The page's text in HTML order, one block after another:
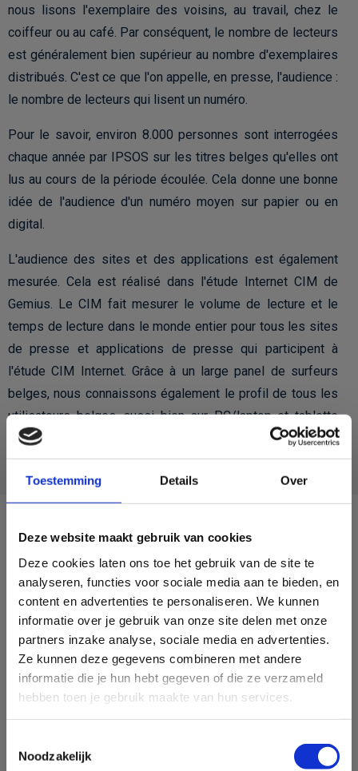
Toestemming Details Over
Deze website maakt gebruik van cookies
Deze cookies laten ons toe het gebruik van de site te
analyseren, functies voor sociale media aan te bieden, en
content en advertenties te personaliseren. We kunnen
informatie over je gebruik van onze site delen met onze
partners inzake analyse, sociale media en advertenties.
Ze kunnen deze gegevens combineren met andere
informatie die je hun hebt gegeven of die ze verzameld
hebben toen je gebruik maakte van hun services.
Noodzakelijk
×
Subscribe to our newsletter
nous lisons l'exemplaire des voisins, au travail, chez le
coiffeur ou au café. Par conséquent, le nombre de lecteurs
est généralement bien supérieur au nombre d'exemplaires
distribués. C'est ce que l'on appelle, en presse, l'audience :
le nombre de lecteurs qui lisent un numéro.
Pour le savoir, environ 8.000 personnes sont interrogées
chaque année par IPSOS sur les titres belges qu'elles ont
lus au cours de la période écoulée. Cela donne une bonne
idée de l'audience d'un numéro moyen sur papier ou en
digital.
L'audience des sites et des applications est également
mesurée. Cela est réalisé dans l'étude Internet CIM de
Gemius. Le CIM fait mesurer le volume de lecture et le
temps de lecture dans le monde entier pour tous les sites
de presse et applications de presse qui participent à
l'étude CIM Internet. Grâce à un large panel de surfeurs
belges, nous connaissons également le profil de tous les
utilisateurs belges, aussi bien sur PC/laptop et tablette
que sur smartphone.
Dans le tableau ci-dessous, vous pouvez sélectionner un
titre et, pour la période de votre choix, demander l’Audience.
Plus d’info sur la fiche Audience Presse viaMéthodologie.
Nieuws
Radio 21/07/2026
Het CIM publiceert 'Audio on Demand'-cijfers
voor juni 2026
uitgestelde radioprogramma’s voor juni 2026.